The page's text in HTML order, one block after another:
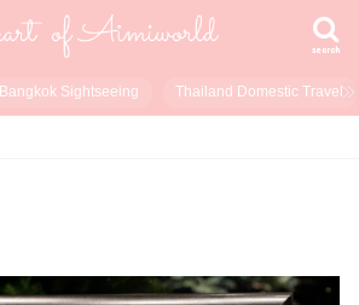
search
Bangkok Sightseeing Thailand Domestic Travel